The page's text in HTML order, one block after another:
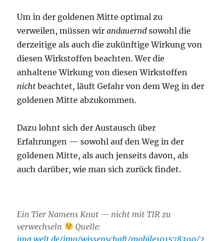
Um in der goldenen Mitte optimal zu
verweilen, müssen wirandauernd sowohl die
derzeitige als auch die zukünftige Wirkung von
diesen Wirkstoffen beachten. Wer die
anhaltene Wirkung von diesen Wirkstoffen
nicht beachtet, läuft Gefahr von dem Weg in der
goldenen Mitte abzukommen.
Dazu lohnt sich der Austausch über
Erfahrungen — sowohl auf den Weg in der
goldenen Mitte, als auch jenseits davon, als
auch darüber, wie man sich zurück findet.
Ein Tier Namens Knut — nicht mit TIR zu
verwechseln
Quelle:
img.welt.de/img/wissenschaft/mobile101578390/2